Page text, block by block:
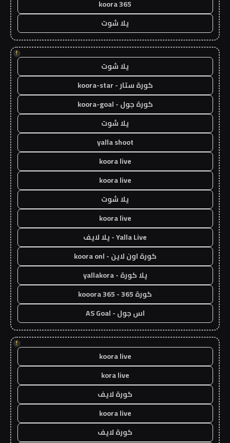
koora 365
يلا شوت
!
يلا شوت
كورة ستار - koora-star
كورة جول - koora-goal
يلا شوت
yalla shoot
koora live
koora live
يلا شوت
koora live
Yalla Live - يلا لايف
كورة اون لاين - koora onl
يلا كورة - yallakora
كورة 365 - kooora 365
اس جول - AS Goal
!
koora live
kora live
كورة لايف
koora live
كورة لايف